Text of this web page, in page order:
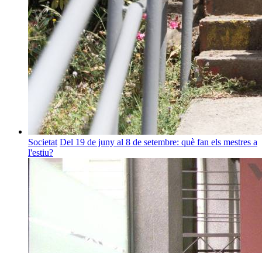
Societat Del 19 de juny al 8 de setembre: què fan els mestres a
l'estiu?